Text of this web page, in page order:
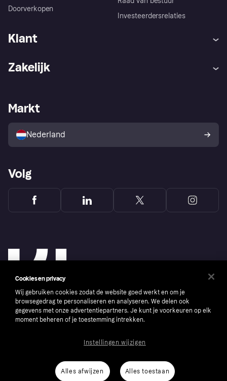
Doorverkopen
Investeerdersrelaties
Klant
Winkeloverzicht
Kopersbescherming voor
consumenten
Zakelijk
Zakelijke login
Markt
Nederland
Volg
Cookies en privacy
Wij gebruiken cookies zodat de website goed werkt en om je
browsegedrag te personaliseren en analyseren. We delen ook
gegevens met onze advertentiepartners. Je kunt je voorkeuren op elk
moment beheren of je toestemming intrekken.
Alles afwijzen Alles toestaan
Instellingen wijzigen